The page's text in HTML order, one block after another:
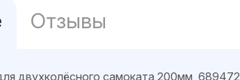
Отзывы
двухколёсного самоката 200мм, 689472